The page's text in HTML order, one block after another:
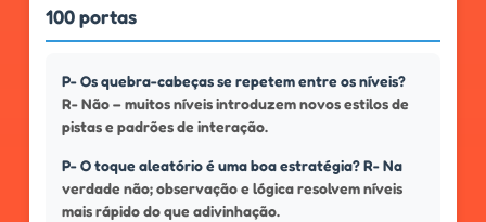
100 portas
P- Os quebra-cabeças se repetem entre os níveis?
R- Não – muitos níveis introduzem novos estilos de
pistas e padrões de interação.
P- O toque aleatório é uma boa estratégia? R- Na
verdade não; observação e lógica resolvem níveis
mais rápido do que adivinhação.